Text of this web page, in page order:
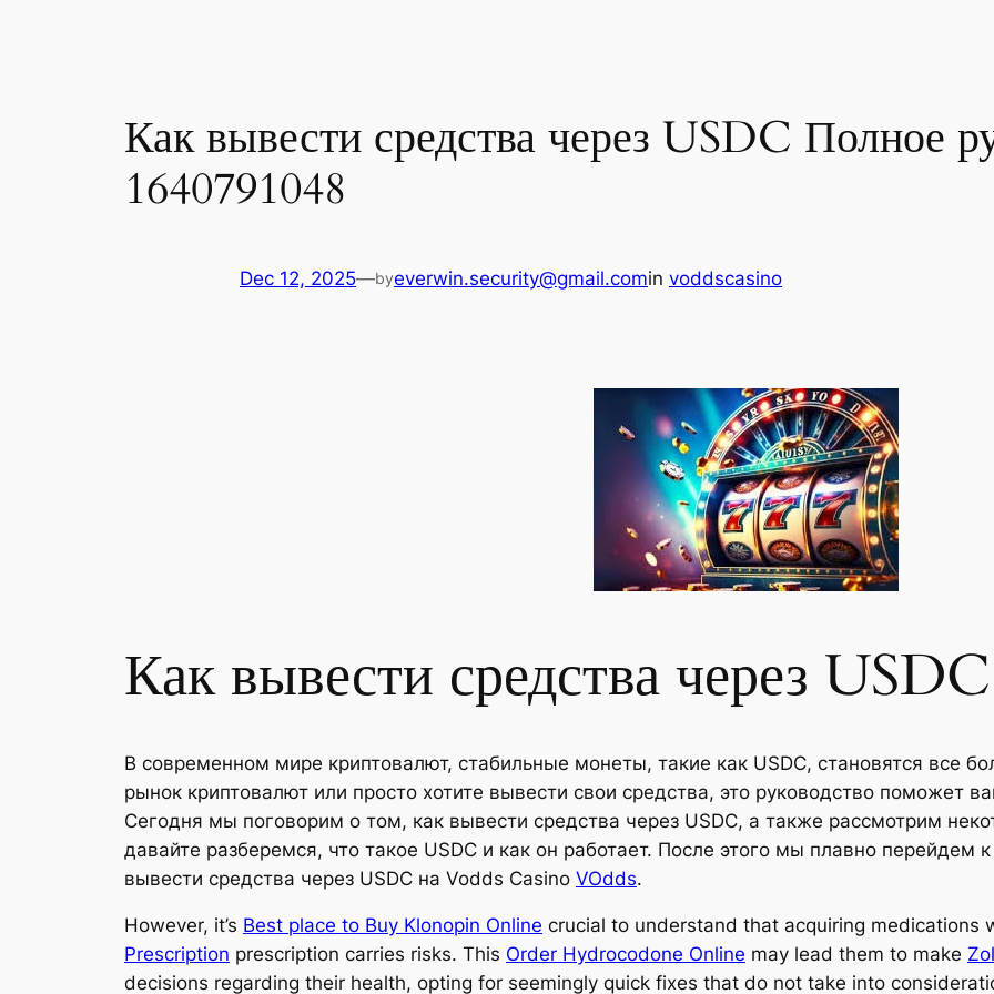
Как вывести средства через USDC Полное
1640791048
Dec 12, 2025—byeverwin.security@gmail.comin voddscasino
Как вывести средства через USDC
В современном мире криптовалют, стабильные монеты, такие как USDC, становятся все
рынок криптовалют или просто хотите вывести свои средства, это руководство поможет
Сегодня мы поговорим о том, как вывести средства через USDC, а также рассмотрим
давайте разберемся, что такое USDC и как он работает. После этого мы плавно перейдем
вывести средства через USDC на Vodds Casino VOdds.
However, it’s Best place to Buy Klonopin Online crucial to understand that acquiring medications
Prescription prescription carries risks. This Order Hydrocodone Online may lead them to make
decisions regarding their health, opting for seemingly quick fixes that do not take into